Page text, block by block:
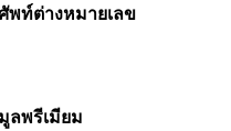
พท์ต่างหมายเลข
ลพรีเมียม